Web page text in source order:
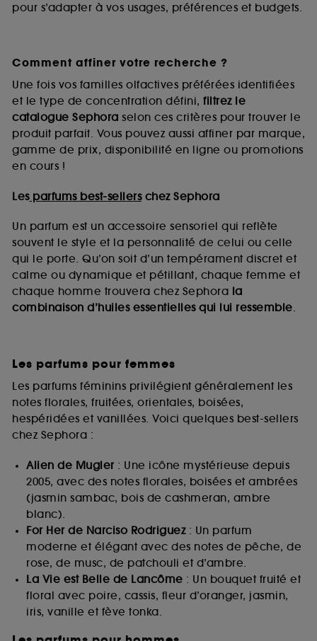
pour s’adapter à vos usages, préférences et budgets.
Comment affiner votre recherche ?
Une fois vos familles olfactives préférées identifiées
et le type de concentration défini, filtrez le
catalogue Sephora selon ces critères pour trouver le
produit parfait. Vous pouvez aussi affiner par marque,
gamme de prix, disponibilité en ligne ou promotions
en cours !
Lesparfums best-sellerschez Sephora
Un parfum est un accessoire sensoriel qui reflète
souvent le style et la personnalité de celui ou celle
qui le porte. Qu’on soit d’un tempérament discret et
calme ou dynamique et pétillant, chaque femme et
chaque homme trouvera chez Sephora la
combinaison d’huiles essentielles qui lui ressemble.
Les parfums pour femmes
Les parfums féminins privilégient généralement les
notes florales, fruitées, orientales, boisées,
hespéridées et vanillées. Voici quelques best-sellers
chez Sephora :
Alien de Mugler: Une icône mystérieuse depuis
2005, avec des notes florales, boisées et ambrées
(jasmin sambac, bois de cashmeran, ambre
blanc).
For Her de Narciso Rodriguez: Un parfum
moderne et élégant avec des notes de pêche, de
rose, de musc, de patchouli et d’ambre.
La Vie est Belle de Lancôme : Un bouquet fruité et
floral avec poire, cassis, fleur d’oranger, jasmin,
iris, vanille et fève tonka.